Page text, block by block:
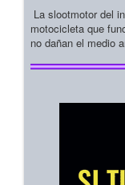
La slootmotor del
motocicleta que
no dañan el medio